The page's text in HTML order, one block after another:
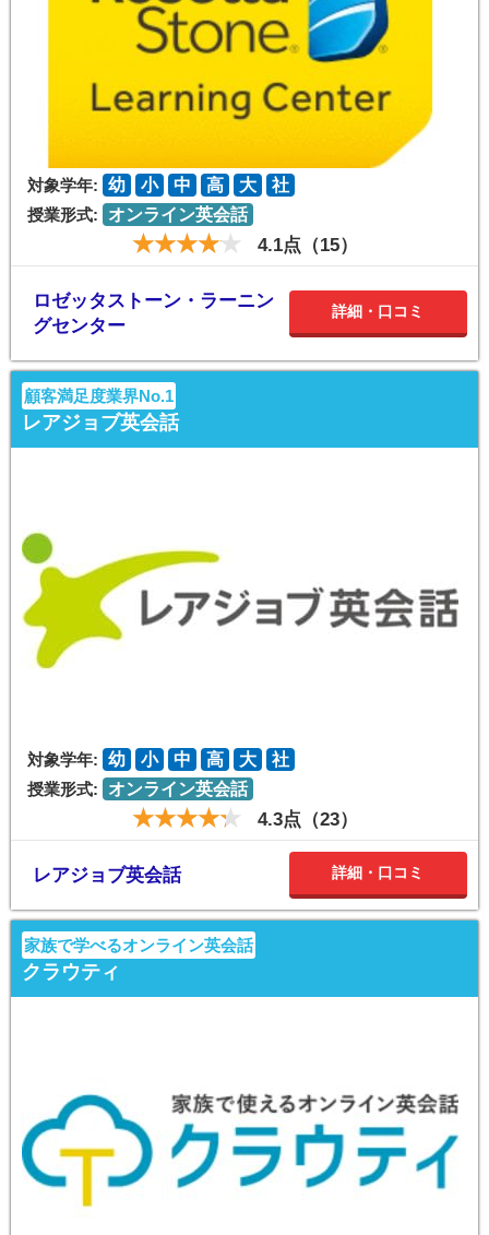
対象学年: 幼 小 中 高 大
社
授業形式:
オンライン英会話
4.1点（15）
ロゼッタストーン・ラーニン
グセンター
詳細・口コミ
顧客満足度業界No.1
レアジョブ英会話
対象学年: 幼 小 中 高 大
社
授業形式:
オンライン英会話
4.3点（23）
レアジョブ英会話 詳細・口コミ
家族で学べるオンライン英会話
クラウティ